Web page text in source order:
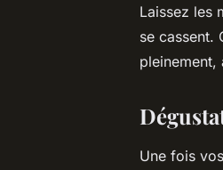
Laissez les
se cassent.
pleinement,
Une fois